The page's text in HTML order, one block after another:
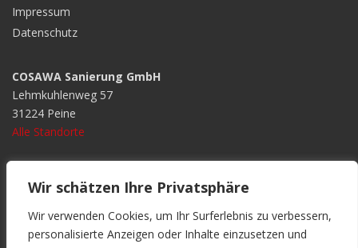
Wir schätzen Ihre Privatsphäre
Wir verwenden Cookies, um Ihr Surferlebnis zu verbessern,
personalisierte Anzeigen oder Inhalte einzusetzen und
Impressum
Datenschutz
COSAWA Sanierung GmbH
Lehmkuhlenweg 57
31224 Peine
Alle Standorte
Telefon:0 51 71 – 9063 400
E-Mail:info@cosawa-sanierung.de